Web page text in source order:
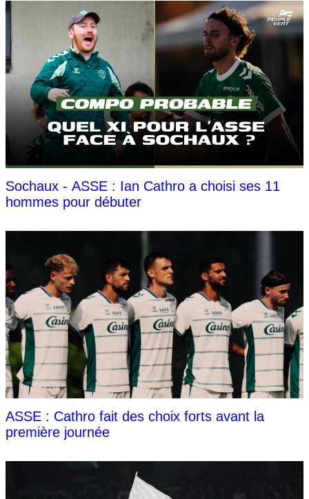
Sochaux - ASSE : Ian Cathro a choisi ses 11
hommes pour débuter
ASSE : Cathro fait des choix forts avant la
première journée